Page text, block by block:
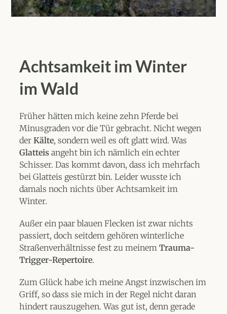
Achtsamkeit im Winter
im Wald
Früher hätten mich keine zehn Pferde bei
Minusgraden vor die Tür gebracht. Nicht wegen
derKälte, sondern weil es oft glatt wird. Was
Glatteisangeht bin ich nämlich ein echter
Schisser. Das kommt davon, dass ich mehrfach
bei Glatteis gestürzt bin. Leider wusste ich
damals noch nichts über Achtsamkeit im
Winter.
Außer ein paar blauen Flecken ist zwar nichts
passiert, doch seitdem gehören winterliche
Straßenverhältnisse fest zu meinemTrauma-
Trigger-Repertoire.
Zum Glück habe ich meine Angst inzwischen im
Griff, so dass sie mich in der Regel nicht daran
hindert rauszugehen. Was gut ist, denn gerade